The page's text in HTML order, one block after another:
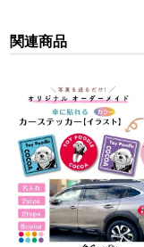
関連商品